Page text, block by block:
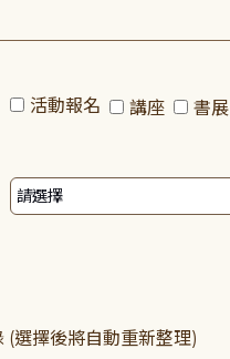
活動報名 講座 書展
(選擇後將自動重新整理)